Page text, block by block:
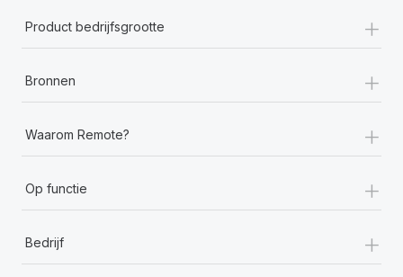
Product bedrijfsgrootte +
Bronnen +
Waarom Remote? +
Op functie +
Bedrijf +